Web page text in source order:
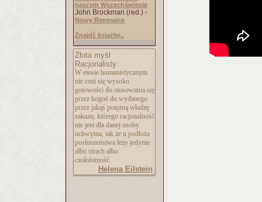
naszym Wszechświecie
John Brockman (red.) -
Nowy Renesans
Znajdź książkę..
Złota myśl
Racjonalisty:
W etosie humanistycznym
nie ceni się wysoko
gotowości do stosowania się
przez kogoś do wydanego
przez jakąś potężną władzę
zakazu, którego racjonalność
nie jest dla danej osoby
uchwytna, tak że u podłoża
posłuszeństwa leży jedynie
albo strach albo
czołobitność.
Helena Eilstein